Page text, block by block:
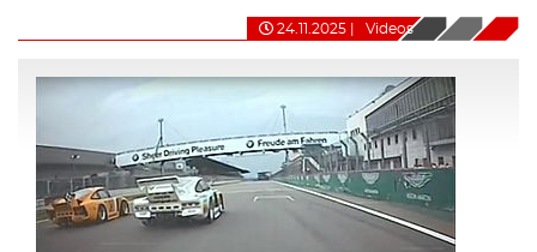
24.11.2025 Videos